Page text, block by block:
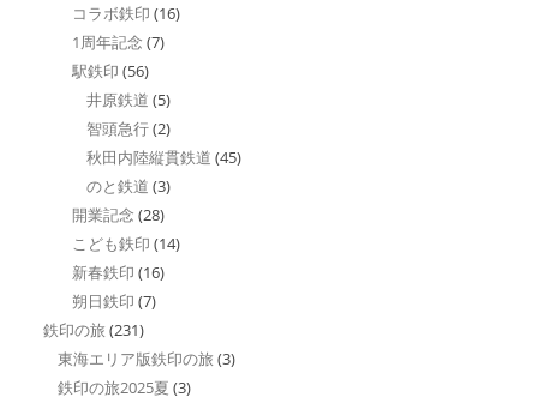
コラボ鉄印 (16)
1周年記念 (7)
駅鉄印 (56)
井原鉄道 (5)
智頭急行(2)
秋田内陸縦貫鉄道 (45)
のと鉄道 (3)
開業記念 (28)
こども鉄印 (14)
新春鉄印 (16)
朔日鉄印 (7)
鉄印の旅 (231)
東海エリア版鉄印の旅 (3)
鉄印の旅2025夏 (3)